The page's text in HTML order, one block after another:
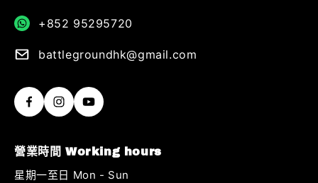
+852 95295720
battlegroundhk@gmail.com
營業時間 Working hours
星期一至日 Mon - Sun